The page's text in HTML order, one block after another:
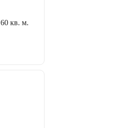
60 кв. м.